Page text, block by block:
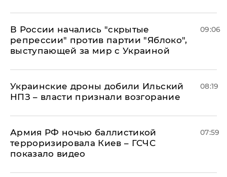
В России начались "скрытые
репрессии" против партии "Яблоко",
выступающей за мир с Украиной
09:06
Украинские дроны добили Ильский
НПЗ – власти признали возгорание
08:19
Армия РФ ночью баллистикой
терроризировала Киев – ГСЧС
показало видео
07:59